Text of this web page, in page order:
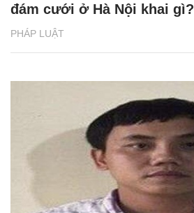
PHÁP LUẬT
đám cưới ở Hà Nội khai gì?